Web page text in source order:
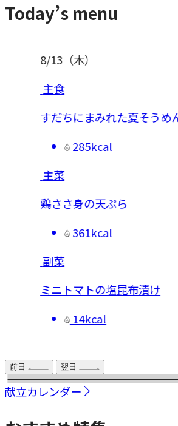
Today’s menu
8/13（木）
主食
すだちにまみれた夏そうめん
285kcal
主菜
鶏ささ身の天ぷら
361kcal
副菜
ミニトマトの塩昆布漬け
14kcal
前日 翌日
献立カレンダー